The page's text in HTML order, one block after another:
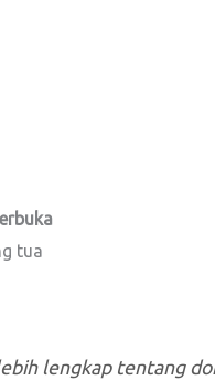
tua
lengkap tentang